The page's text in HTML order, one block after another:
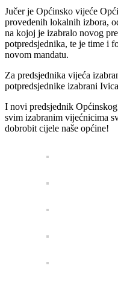
Jučer je Općinsko vijeće
provedenih lokalnih izbora,
na kojoj je izabralo novog
potpredsjednika, te je time i
novom mandatu.
Za predsjednika vijeća
potpredsjednike izabrani
I novi predsjednik
svim izabranim vijećnicima
dobrobit cijele naše općine!